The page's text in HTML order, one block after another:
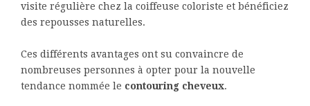
visite régulière chez la coiffeuse coloriste et bénéficiez
des repousses naturelles.
Ces différents avantages ont su convaincre de
nombreuses personnes à opter pour la nouvelle
tendance nommée le contouring cheveux.